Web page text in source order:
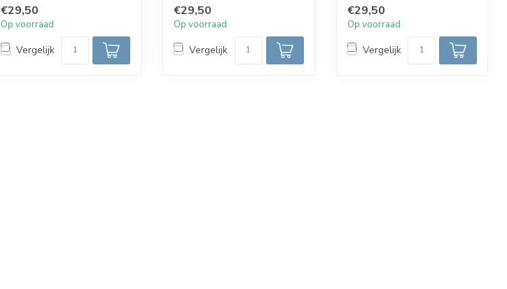
een...
€29,50
Op voorraad
Vergelijk
CO...
€29,50
Op voorraad
Vergelijk
Vo...
€29,50
Op voorraad
Vergelijk